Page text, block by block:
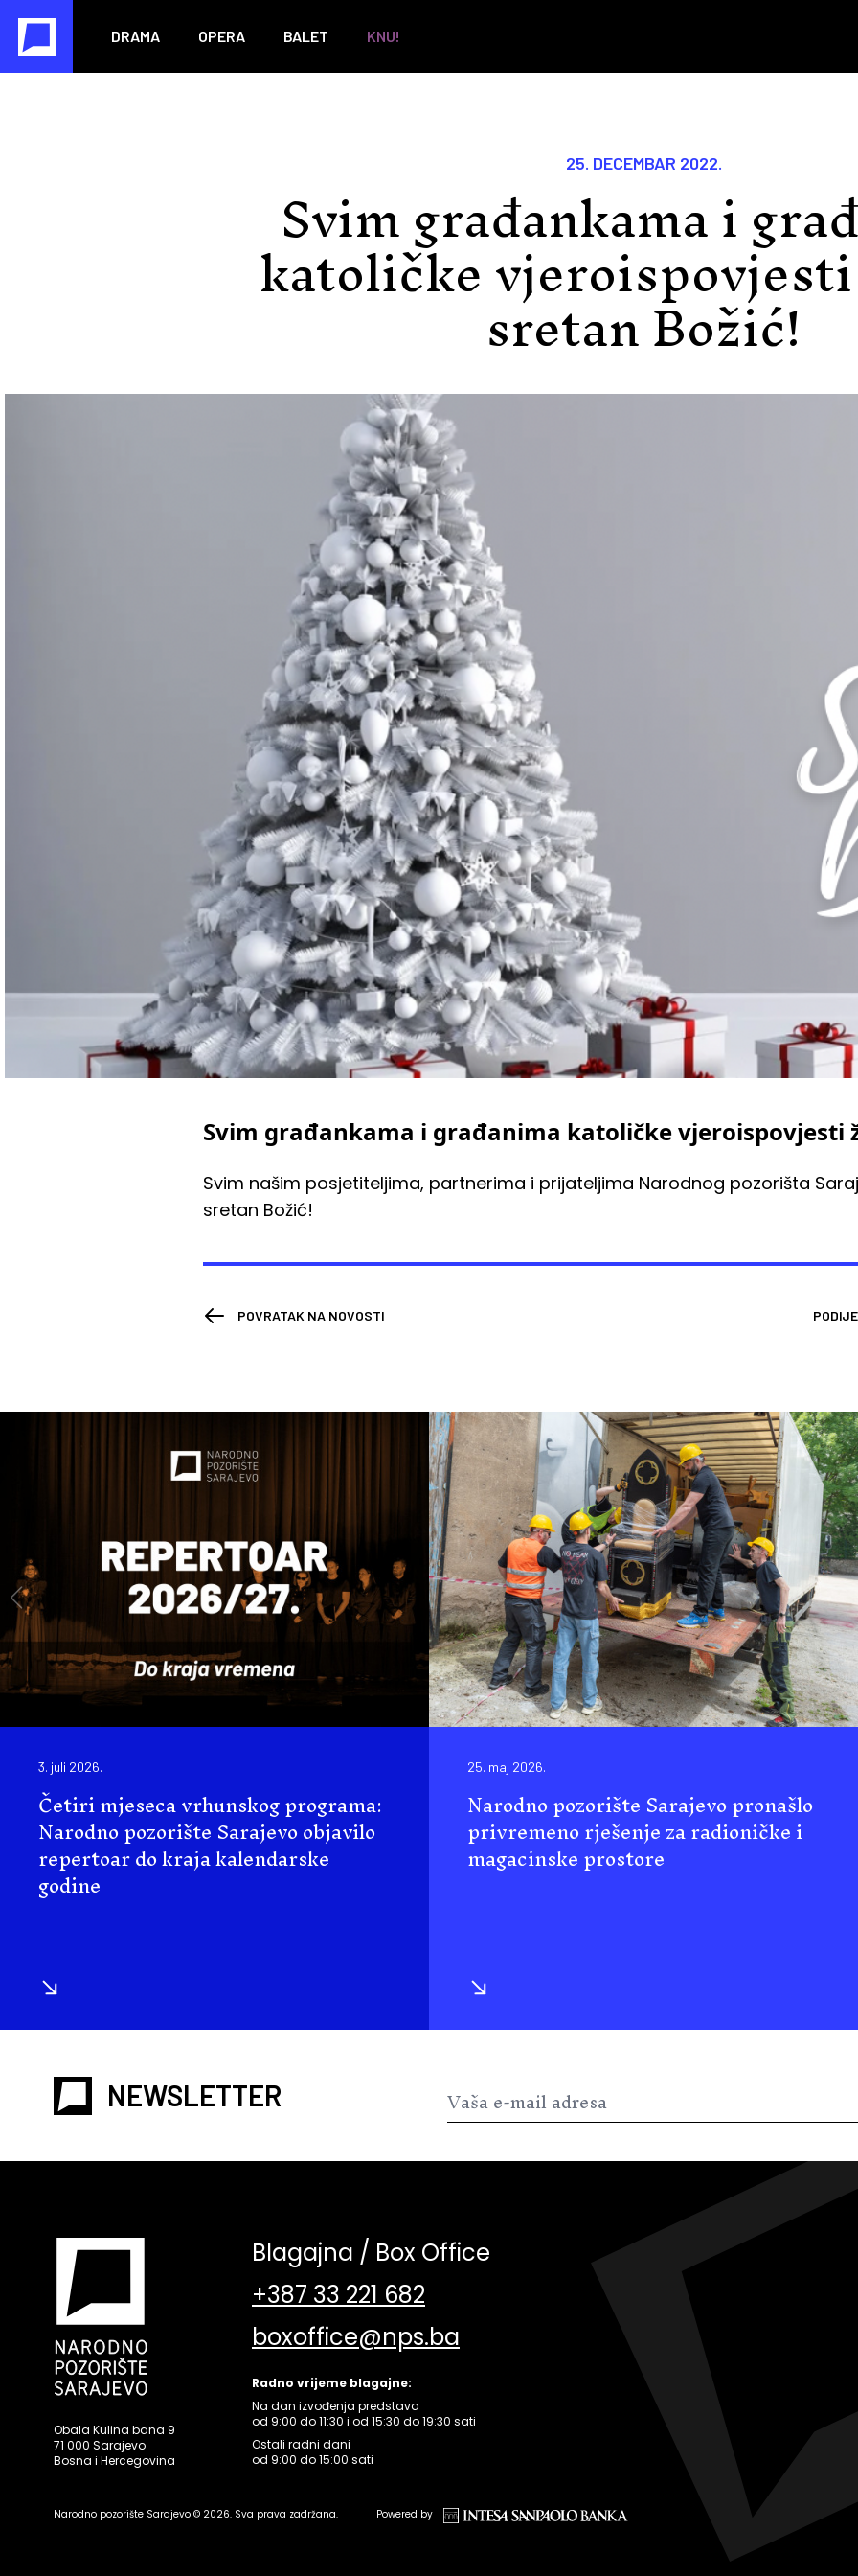
DRAMA OPERA BALET KNU!
25. DECEMBAR 2022.
Svim građankama i
katoličkesretan Božić!
Svim građankama i građanima katoličke vjeroispovjesti
Svim našim posjetiteljima, partnerima i prijateljima Narodnog pozorišta
sretan Božić!
POVRATAK NA NOVOSTI
3. juli 2026.
Četiri mjeseca vrhunskog programa:
Narodno pozorište Sarajevo objavilo
repertoar do kraja kalendarske
godine
25. maj 2026.
Narodno pozorište Sarajevo pronašlo
privremeno rješenje za radioničke i
magacinske prostore
NEWSLETTER
Obala Kulina bana 9
71 000 Sarajevo
Bosna i Hercegovina
Blagajna / Box Office
+387 33 221 682
boxoffice@nps.ba
Radno vrijeme blagajne:
Na dan izvođenja predstava
od 9:00 do 11:30 i od 15:30 do 19:30 sati
Ostali radni dani
od 9:00 do 15:00 sati
Powered by
Narodno pozorište Sarajevo © 2026. Sva prava zadržana.